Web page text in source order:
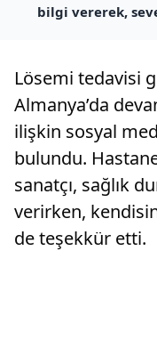
bilgi vererek,
Lösemi tedavisi
Almanya’da
ilişkin sosyal
bulundu.
sanatçı, sağlık
verirken,
de teşekkür etti.